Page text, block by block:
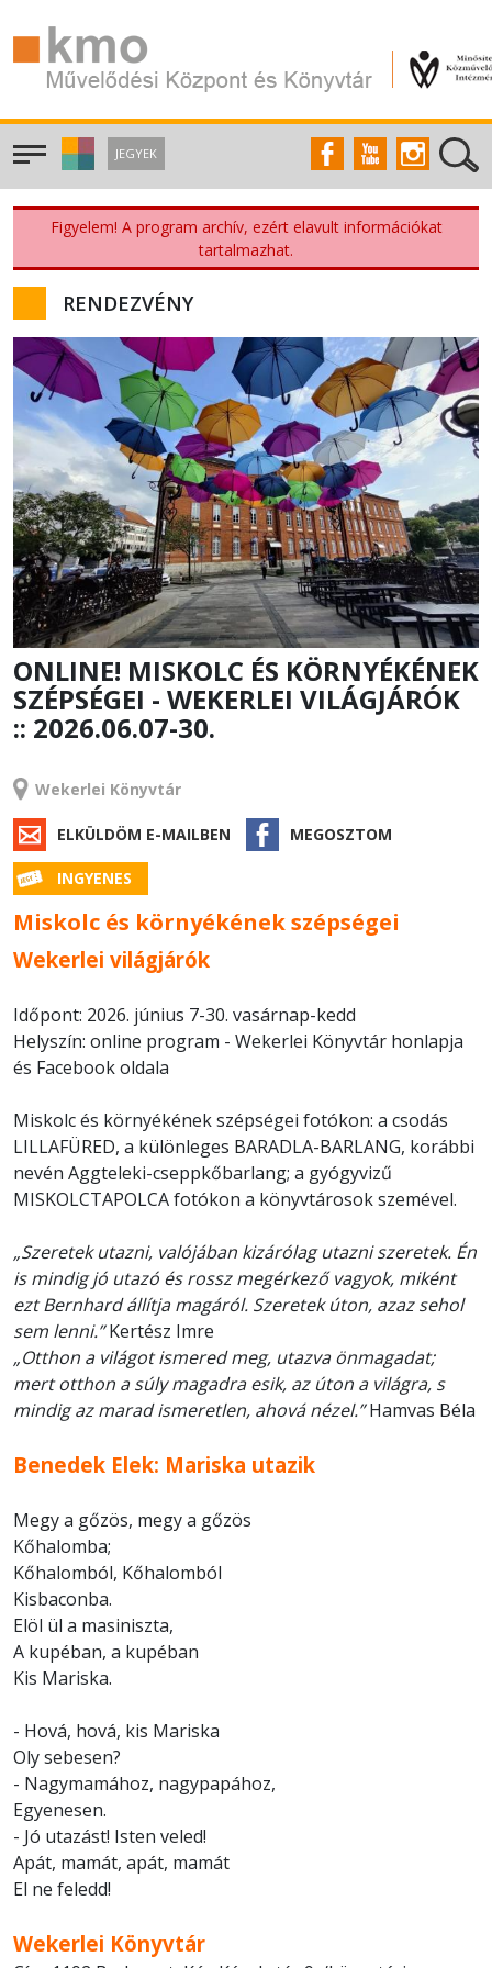
JEGYEK
Figyelem! A program archív, ezért elavult információkat
tartalmazhat.
RENDEZVÉNY
ONLINE! MISKOLC ÉS KÖRNYÉKÉNEK
SZÉPSÉGEI - WEKERLEI VILÁGJÁRÓK
:: 2026.06.07-30.
Wekerlei Könyvtár
ELKÜLDÖM E-MAILBEN MEGOSZTOM
INGYENES
Miskolc és környékének szépségei
Wekerlei világjárók
Időpont: 2026. június 7-30. vasárnap-kedd
Helyszín: online program - Wekerlei Könyvtár honlapja
és Facebook oldala
Miskolc és környékének szépségei fotókon: a csodás
LILLAFÜRED, a különleges BARADLA-BARLANG, korábbi
nevén Aggteleki-cseppkőbarlang; a gyógyvizű
MISKOLCTAPOLCA fotókon a könyvtárosok szemével.
„Szeretek utazni, valójában kizárólag utazni szeretek. Én
is mindig jó utazó és rossz megérkező vagyok, miként
ezt Bernhard állítja magáról. Szeretek úton, azaz sehol
sem lenni.”Kertész Imre
„Otthon a világot ismered meg, utazva önmagadat;
mert otthon a súly magadra esik, az úton a világra, s
mindig az marad ismeretlen, ahová nézel.”Hamvas Béla
Benedek Elek: Mariska utazik
Megy a gőzös, megy a gőzös
Kőhalomba;
Kőhalomból, Kőhalomból
Kisbaconba.
Elöl ül a masiniszta,
A kupéban, a kupéban
Kis Mariska.
- Hová, hová, kis Mariska
Oly sebesen?
- Nagymamához, nagypapához,
Egyenesen.
- Jó utazást! Isten veled!
Apát, mamát, apát, mamát
El ne feledd!
Wekerlei Könyvtár